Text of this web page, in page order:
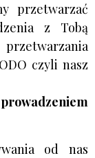
przetwarzać
z Tobą
czyli nasz
od nas